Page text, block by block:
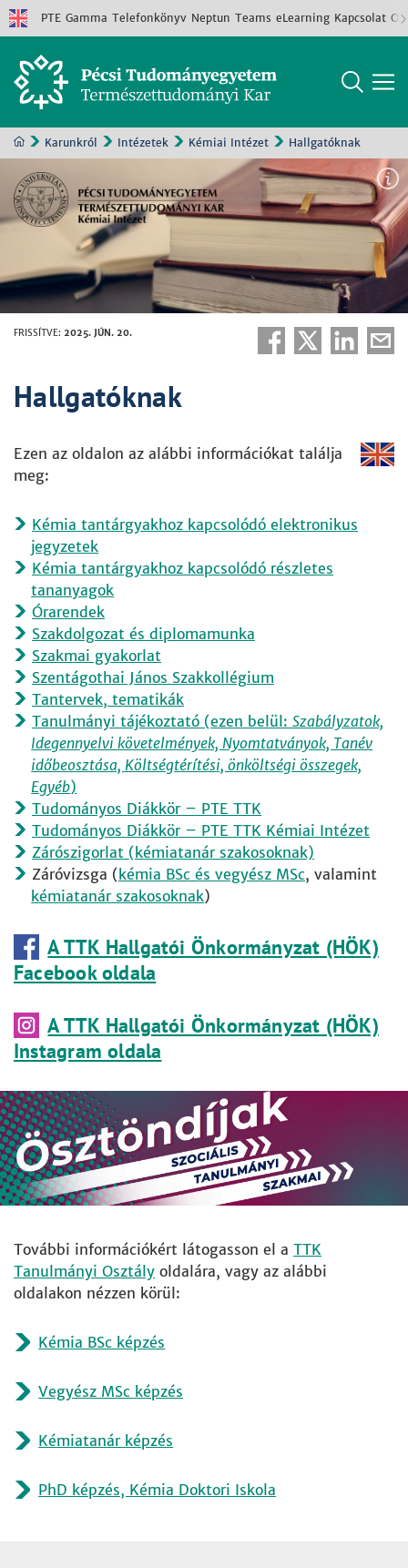
PTE Gamma Telefonkönyv Neptun Teams eLearning Kapcsolat
Karunkról Intézetek Kémiai Intézet Hallgatóknak
FRISSÍTVE: 2025. JÚN. 20.
Hallgatóknak
Ezen az oldalon az alábbi információkat találja
meg:
Kémia tantárgyakhoz kapcsolódó elektronikus
jegyzetek
Kémia tantárgyakhoz kapcsolódó részletes
tananyagok
Órarendek
Szakdolgozat és diplomamunka
Szakmai gyakorlat
Szentágothai János Szakkollégium
Tantervek, tematikák
Tanulmányi tájékoztató (ezen belül: Szabályzatok,
Idegennyelvi követelmények, Nyomtatványok, Tanév
időbeosztása, Költségtérítési, önköltségi összegek,
Egyéb)
Tudományos Diákkör – PTE TTK
Tudományos Diákkör – PTE TTK Kémiai Intézet
Zárószigorlat (kémiatanár szakosoknak)
Záróvizsga ( kémia BSc és vegyész MSc, valamint
kémiatanár szakosoknak)
A TTK Hallgatói Önkormányzat (HÖK)
Facebook oldala
A TTK Hallgatói Önkormányzat (HÖK)
Instagram oldala
További információkért látogasson el a TTK
Tanulmányi Osztály oldalára, vagy az alábbi
oldalakon nézzen körül:
Kémia BSc képzés
Vegyész MSc képzés
Kémiatanár képzés
PhD képzés, Kémia Doktori Iskola